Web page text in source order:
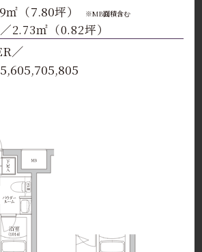
㎡（7.80坪） ※MB面積含む
2.73㎡（0.82坪）
／